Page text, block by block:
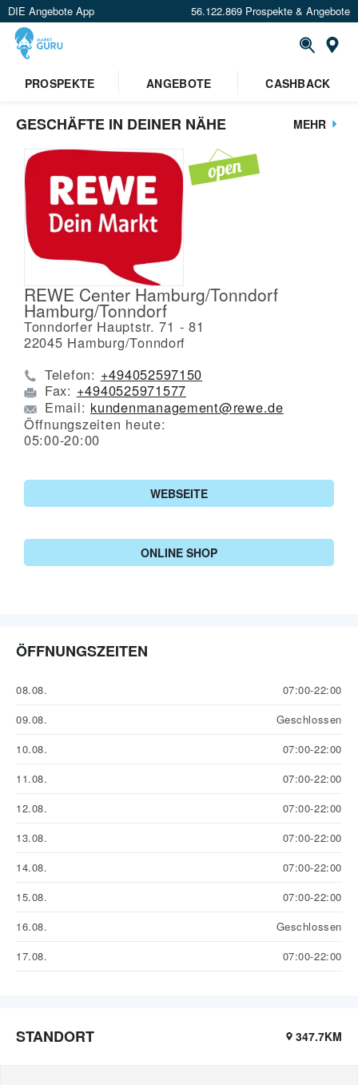
DIE Angebote App 56.122.869 Prospekte & Angebote
PROSPEKTE
ANGEBOTE CASHBACK
GESCHÄFTE IN DEINER NÄHE MEHR
REWE Center Hamburg/Tonndorf
Hamburg/Tonndorf
Tonndorfer Hauptstr. 71 - 81
22045 Hamburg/Tonndorf
Telefon: +494052597150
Fax: +4940525971577
Email: kundenmanagement@rewe.de
Öffnungszeiten heute:
05:00-20:00
WEBSEITE
ONLINE SHOP
ÖFFNUNGSZEITEN
08.08.
07:00-22:00
09.08.
Geschlossen
10.08.
07:00-22:00
11.08.
07:00-22:00
12.08.
07:00-22:00
13.08.
07:00-22:00
14.08.
07:00-22:00
15.08.
07:00-22:00
16.08.
Geschlossen
17.08.
07:00-22:00
STANDORT 347.7KM